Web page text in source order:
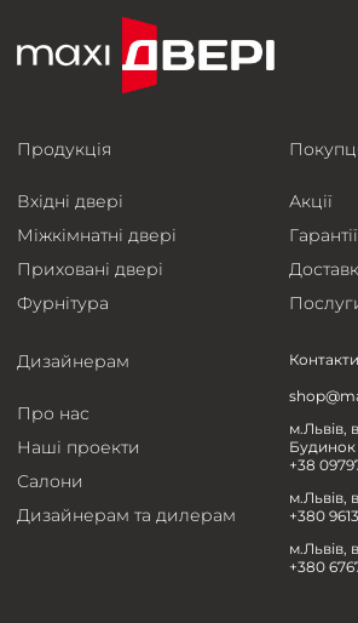
Продукція
Вхідні двері
Міжкімнатні двері
Приховані двері
Фурнітура
Акції
Гарантії
Дизайнерам
Про нас
Наші проекти
Салони
Дизайнерам та дилерам
м.Львів,
Будинок
+38
м.Львів,
+380
м.Львів,
+380